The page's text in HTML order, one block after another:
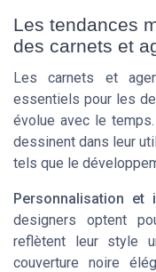
Les tendances
des carnets et
Les carnets et
essentiels pour les
évolue avec le
dessinent dans leur
tels que le
Personnalisation et
designers optent
reflètent leur style
couverture noire